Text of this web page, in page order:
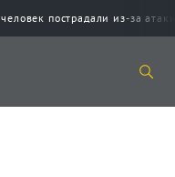
человек пострадали из-за